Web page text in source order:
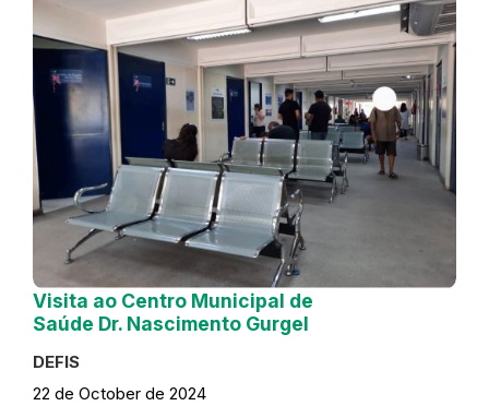
Visita ao Centro Municipal de
Saúde Dr. Nascimento Gurgel
DEFIS
22 de October de 2024